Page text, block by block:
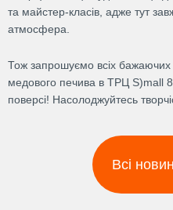
та майстер-класів, адже тут
атмосфера.
Тож запрошуємо всіх
медового печива в ТРЦ S)mall
поверсі! Насолоджуйтесь
Всі